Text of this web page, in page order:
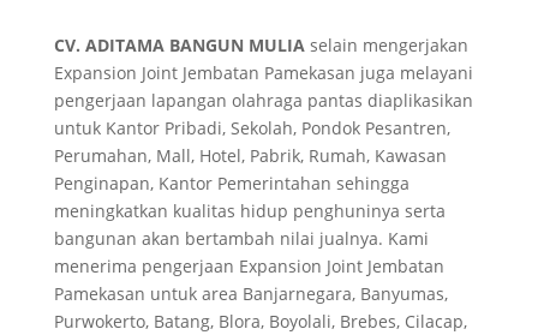
CV. ADITAMA BANGUN MULIAselain mengerjakan
Expansion Joint Jembatan Pamekasan juga melayani
pengerjaan lapangan olahraga pantas diaplikasikan
untuk Kantor Pribadi, Sekolah, Pondok Pesantren,
Perumahan, Mall, Hotel, Pabrik, Rumah, Kawasan
Penginapan, Kantor Pemerintahan sehingga
meningkatkan kualitas hidup penghuninya serta
bangunan akan bertambah nilai jualnya. Kami
menerima pengerjaan Expansion Joint Jembatan
Pamekasan untuk area Banjarnegara, Banyumas,
Purwokerto, Batang, Blora, Boyolali, Brebes, Cilacap,